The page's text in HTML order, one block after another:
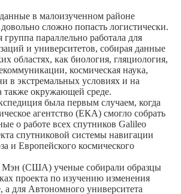
в малоизученном районе
сложно попасть логистически.
группа параллельно работала для
и университетов, собирая данные
областях, как биология, гляциология,
космическая наука,
в экстремальных условиях и на
также окружающей среде.
была первым случаем, когда
агентство (ЕКА) смогло собрать
о работе всех спутников Galileo
спутниковой системы навигации
и Европейского космического
Мэн (США) ученые собирали образцы
проекта по изучению изменения
а для Автономного университета